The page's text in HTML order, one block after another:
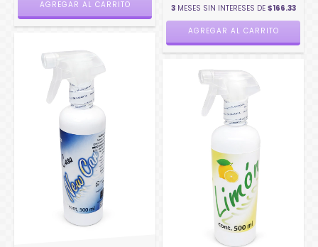
3 MESES SIN INTERESES DE $166.33
AGREGAR AL CARRITO